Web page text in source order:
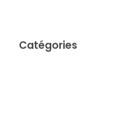
Catégories